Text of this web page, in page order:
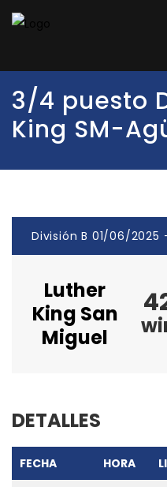
3/4 puesto
King SM-
División B 01/06/2025
Luther
King San
Miguel
DETALLES
FECHA HORA